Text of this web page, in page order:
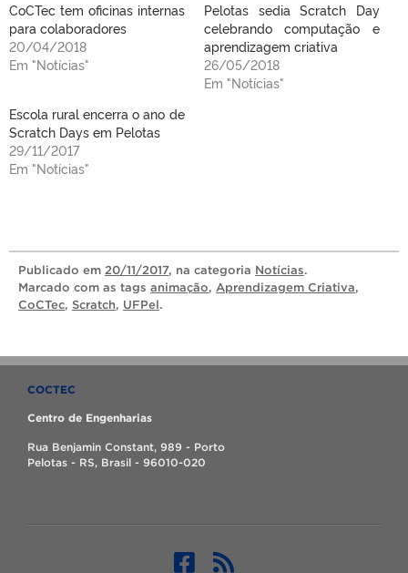
CoCTec tem oficinas internas
para colaboradores
20/04/2018
Em "Notícias"
Pelotas sedia Scratch Day
celebrando computação e
aprendizagem criativa
26/05/2018
Em "Notícias"
Escola rural encerra o ano de
Scratch Days em Pelotas
29/11/2017
Em "Notícias"
Publicado em 20/11/2017, na categoria Notícias.
Marcado com as tags animação, Aprendizagem Criativa,
CoCTec, Scratch, UFPel.
COCTEC
Centro de Engenharias
Rua Benjamin Constant, 989 - Porto
Pelotas - RS, Brasil - 96010-020